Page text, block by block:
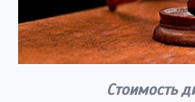
Стоимость